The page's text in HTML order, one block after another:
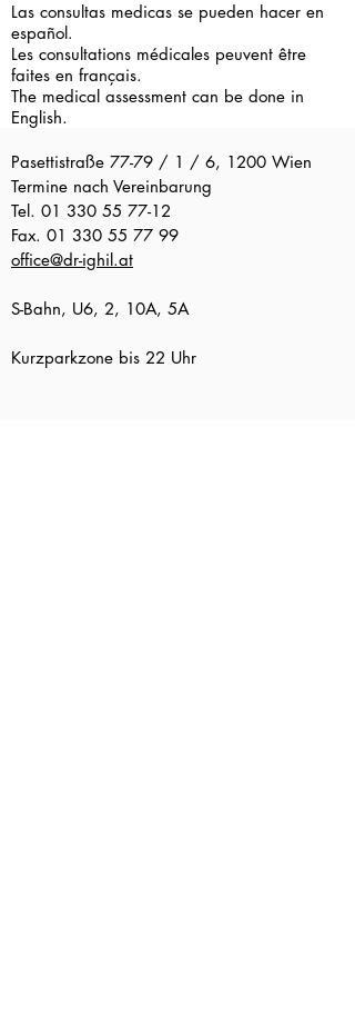
Las consultas medicas se pueden hacer en
español.
Les consultations médicales peuvent être
faites en français.
The medical assessment can be done in
English.
Pasettistraße 77-79 / 1 / 6, 1200 Wien
Termine nach Vereinbarung
Tel. 01 330 55 77-12
Fax. 01 330 55 77 99
office@dr-ighil.at
S-Bahn, U6, 2, 10A, 5A
Kurzparkzone bis 22 Uhr